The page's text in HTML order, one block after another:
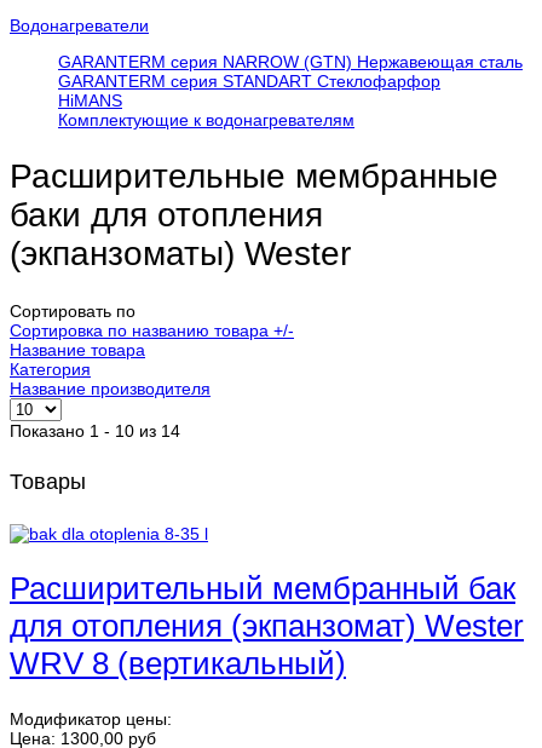
Водонагреватели
GARANTERM серия NARROW (GTN) Нержавеющая сталь
GARANTERM серия STANDART Стеклофарфор
HiMANS
Комплектующие к водонагревателям
Расширительные мембранные
баки для отопления
(экпанзоматы) Wester
Сортировать по
Сортировка по названию товара +/-
Название товара
Категория
Название производителя
Показано 1 - 10 из 14
Товары
Расширительный мембранный бак
для отопления (экпанзомат) Wester
WRV 8 (вертикальный)
Модификатор цены:
Цена: 1300,00 руб